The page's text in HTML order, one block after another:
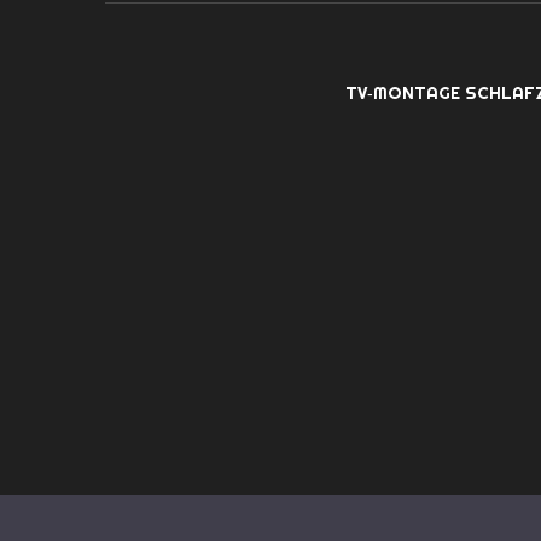
TV‑MONTAGE